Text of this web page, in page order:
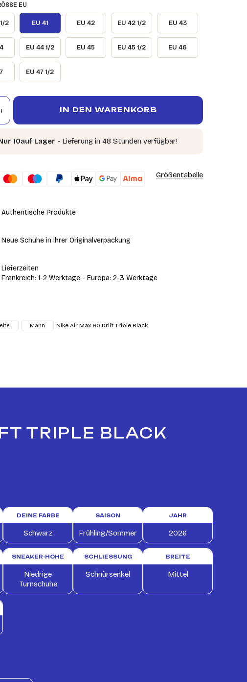
EU
2 EU 41 EU 42 EU 42 1/2 EU 43
EU 44 1/2 EU 45 EU 45 1/2 EU 46
EU 47 1/2
IN DEN WARENKORB
10auf Lager - Lieferung in 48 Stunden verfügbar!
Größentabelle
Authentische Produkte
Neue Schuhe in ihrer Originalverpackung
Lieferzeiten
Frankreich: 1-2 Werktage - Europa: 2-3 Werktage
Mann Nike Air Max 90 Drift Triple Black
TRIPLE BLACK
DEINE FARBE
Schwarz
SAISON
Frühling/Sommer
JAHR
2026
SNEAKER-HÖHE
Niedrige
Turnschuhe
SCHLIESSUNG
Schnürsenkel
BREITE
Mittel